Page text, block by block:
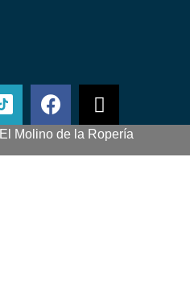
El Molino de la Ropería